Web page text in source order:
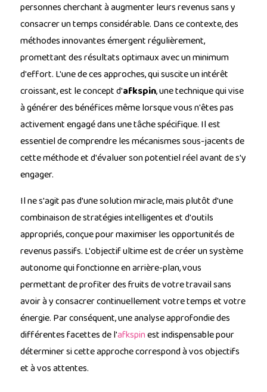
personnes cherchant à augmenter leurs revenus sans y
consacrer un temps considérable. Dans ce contexte, des
méthodes innovantes émergent régulièrement,
promettant des résultats optimaux avec un minimum
d'effort. L'une de ces approches, qui suscite un intérêt
croissant, est le concept d'afkspin, une technique qui vise
à générer des bénéfices même lorsque vous n'êtes pas
activement engagé dans une tâche spécifique. Il est
essentiel de comprendre les mécanismes sous-jacents de
cette méthode et d'évaluer son potentiel réel avant de s'y
engager.
Il ne s'agit pas d'une solution miracle, mais plutôt d'une
combinaison de stratégies intelligentes et d'outils
appropriés, conçue pour maximiser les opportunités de
revenus passifs. L'objectif ultime est de créer un système
autonome qui fonctionne en arrière-plan, vous
permettant de profiter des fruits de votre travail sans
avoir à y consacrer continuellement votre temps et votre
énergie. Par conséquent, une analyse approfondie des
différentes facettes de l'afkspinest indispensable pour
déterminer si cette approche correspond à vos objectifs
et à vos attentes.